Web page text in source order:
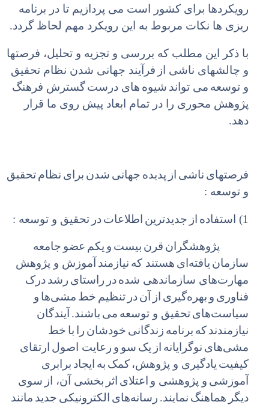
رویکردها برای کشور است می پردازیم تا در برنامه
ریزی ها نکات مربوط به این رویکرد مهم لحاظ گردد.
با ذکر این مطلب که بررسی و تجزیه و تحلیل، فرصتها
و چالشهای ناشی از فرآیند جهانی شدن نظام تحقیق
و توسعه می تواند شیوه های درستگسترش فرهنگ
پژوهش محوری را در تمام ابعاد پیش روی ما قرار
دهد.
فرصتهای ناشی از پدیده جهانی شدن برای نظامتحقیق
و توسعه :
1) استفاده از جدیدترین اطلاعاتدر تحقیق و توسعه :
پژوهشگران قرن بیست و یکم عضو جامعه
سازمان یافته ای هستند که نیازمند آموزش و پژوهش
مهارتهای سازماندهی شدهدر راستای رشددرک
فناوری و بهرهگیری از آندر تنظیم خط مشیها و
سیاستهایتحقیق و توسعه می باشند. آیندگان
نیازمندندکه برنامه زندگانی خودشان را با خط
مشیهای نوگرایانه از یک سو و رعایت اصول ارتقای
کیفیت یادگیری و پژوهش، کمک به ایجاد برابری
آموزشی و پژوهشی و اعتلای اثر بخشی آن، از سوی
دیگر هماهنگ نمایند. رسانههای الکترونیکی جدید مانند